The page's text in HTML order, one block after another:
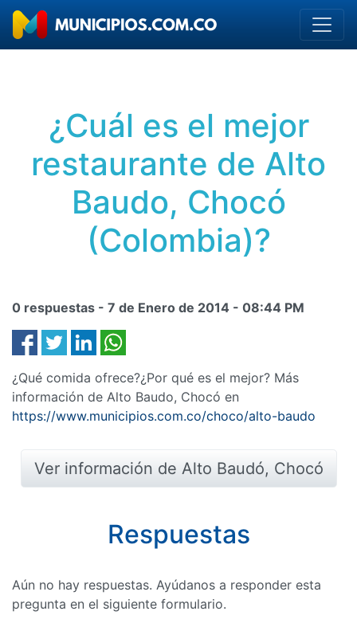
¿Cuál es el mejor
restaurante de Alto
Baudo, Chocó
(Colombia)?
0 respuestas - 7 de Enero de 2014 - 08:44 PM
¿Qué comida ofrece?¿Por qué es el mejor? Más
información de Alto Baudo, Chocó en
https://www.municipios.com.co/choco/alto-baudo
Ver información de Alto Baudó, Chocó
Respuestas
Aún no hay respuestas. Ayúdanos a responder esta
pregunta en el siguiente formulario.